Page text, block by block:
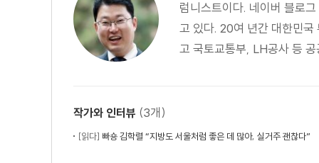
1. 교통 환경
2. 교육 환경
4부 분석: 투기 말고 투자하라
럼니스트이다. 네이버 블로
고 있다. 20여 년간 대한민국
고 국토교통부, LH공사 등
작가와 인터뷰 (3개)
[읽다] 빠숑 김학렬 “지방도 서울처럼 좋은 데 많아, 실거주 괜찮다”